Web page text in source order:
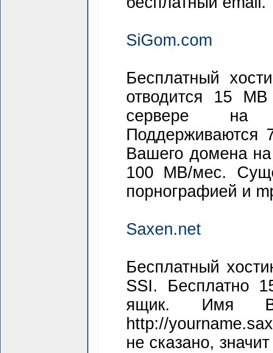
SiGom.com
Бесплатный
отводится 15 MB
сервере на
Поддерживаются
Вашего домена
100 MB/мес.
порнографией и
Saxen.net
Бесплатный
SSI. Бесплатно
ящик. Имя
http://
не сказано,